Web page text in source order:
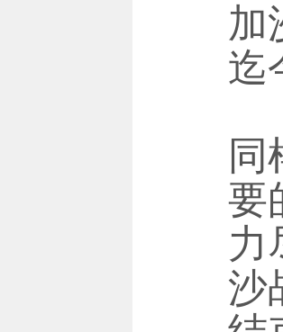
加
迄
同
要
力
沙